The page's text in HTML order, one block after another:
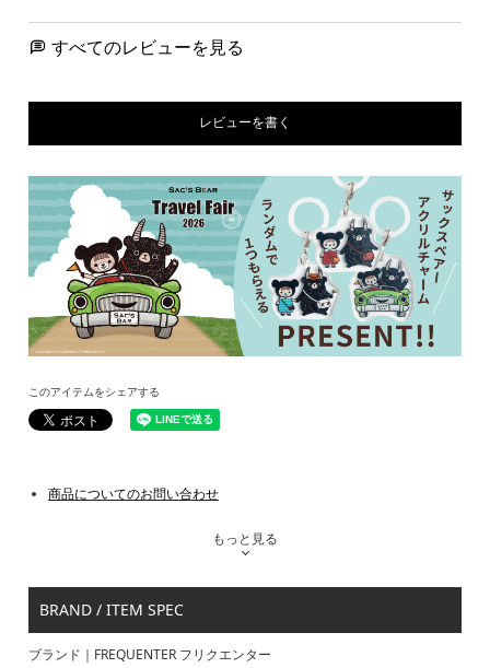
すべてのレビューを見る
レビューを書く
このアイテムをシェアする
商品についてのお問い合わせ
もっと見る
BRAND / ITEM SPEC
ブランド｜FREQUENTER フリクエンター